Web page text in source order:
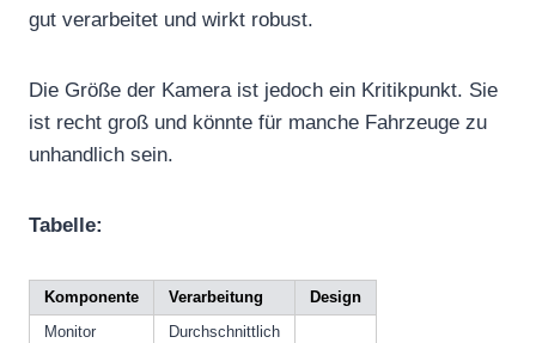
gut verarbeitet und wirkt robust.
Die Größe der Kamera ist jedoch ein Kritikpunkt. Sie
ist recht groß und könnte für manche Fahrzeuge zu
unhandlich sein.
Tabelle:
Komponente Verarbeitung
Design
Monitor
Durchschnittlich